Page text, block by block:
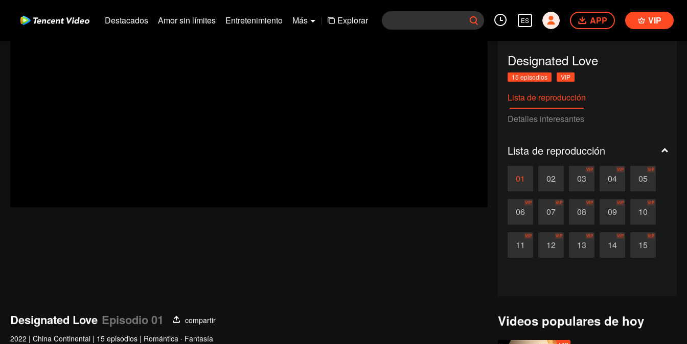
Destacados Amor sin límites Entretenimiento Más | Explorar ES APP VIP
Designated Love
15 episodios VIP
Lista de reproducción
Detalles interesantes
Lista de reproducción
01 02 03
VIP
04
VIP
05
VIP
06
VIP
07
VIP
08
VIP
09
VIP
10
VIP
11
VIP
12
VIP
13
VIP
14
VIP
15
VIP
Designated Love Episodio 01
compartir
2022 | China Continental | 15 episodios | Romántica · Fantasía
Videos populares de hoy